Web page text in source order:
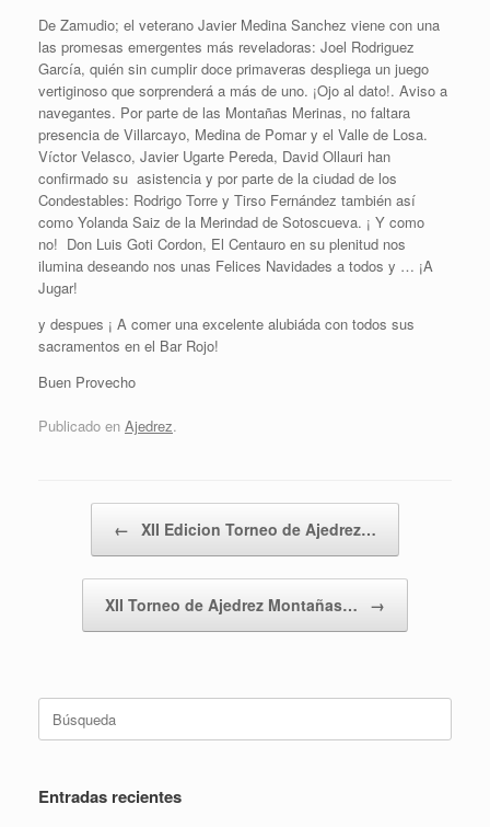
De Zamudio; el veterano Javier Medina Sanchez viene con una
las promesas emergentes más reveladoras: Joel Rodriguez
García, quién sin cumplir doce primaveras despliega un juego
vertiginoso que sorprenderá a más de uno. ¡Ojo al dato!. Aviso a
navegantes. Por parte de las Montañas Merinas, no faltara
presencia de Villarcayo, Medina de Pomar y el Valle de Losa.
Víctor Velasco, Javier Ugarte Pereda, David Ollauri han
confirmado su asistencia y por parte de la ciudad de los
Condestables: Rodrigo Torre y Tirso Fernández también así
como Yolanda Saiz de la Merindad de Sotoscueva. ¡ Y como
no! Don Luis Goti Cordon, El Centauro en su plenitud nos
ilumina deseando nos unas Felices Navidades a todos y … ¡A
Jugar!
y despues ¡ A comer una excelente alubiáda con todos sus
sacramentos en el Bar Rojo!
Buen Provecho
Publicado en Ajedrez.
← XII Edicion Torneo de Ajedrez…
XII Torneo de Ajedrez Montañas… →
Buscar:
Entradas recientes